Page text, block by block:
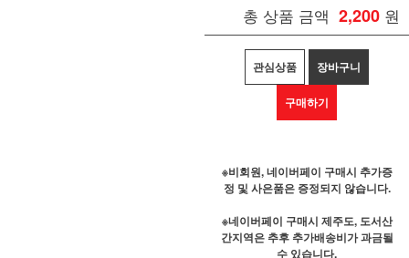
총 상품 금액 2,200 원
관심상품 장바구니
구매하기
※비회원, 네이버페이 구매시 추가증
정 및 사은품은 증정되지 않습니다.
※네이버페이 구매시 제주도, 도서산
간지역은 추후 추가배송비가 과금될
수 있습니다.